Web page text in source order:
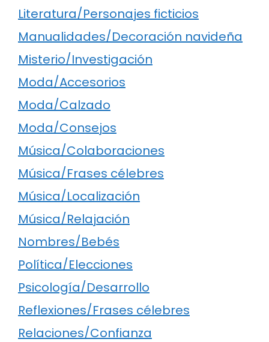
Literatura/Personajes ficticios
Manualidades/Decoración navideña
Misterio/Investigación
Moda/Accesorios
Moda/Calzado
Moda/Consejos
Música/Colaboraciones
Música/Frases célebres
Música/Localización
Música/Relajación
Nombres/Bebés
Política/Elecciones
Psicología/Desarrollo
Reflexiones/Frases célebres
Relaciones/Confianza